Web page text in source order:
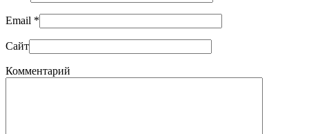
Email *
Сайт
Комментарий